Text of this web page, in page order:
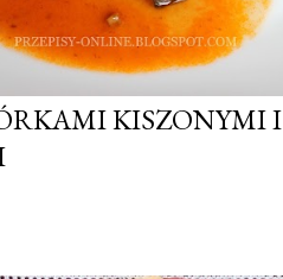
KISZONYMI I